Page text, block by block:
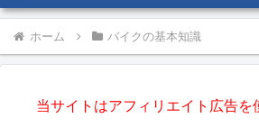
ホーム バイクの基本知識
当サイトはアフィリエイト広告を